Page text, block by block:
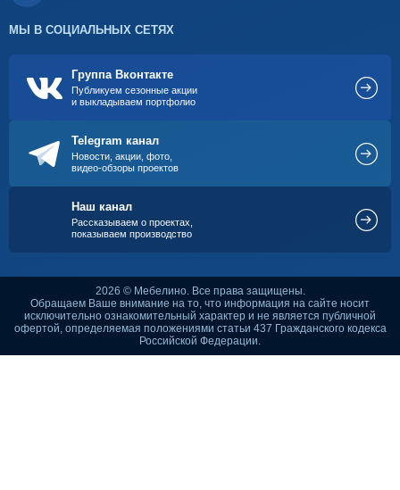
МЫ В СОЦИАЛЬНЫХ СЕТЯХ
Группа Вконтакте
Публикуем сезонные акции
и выкладываем портфолио
Telegram канал
Новости, акции, фото,
видео-обзоры проектов
Наш канал
Рассказываем о проектах,
показываем производство
2026 © Мебелино. Все права защищены.
Обращаем Ваше внимание на то, что информация на сайте носит
исключительно ознакомительный характер и не является публичной
офертой, определяемая положениями статьи 437 Гражданского кодекса
Российской Федерации.